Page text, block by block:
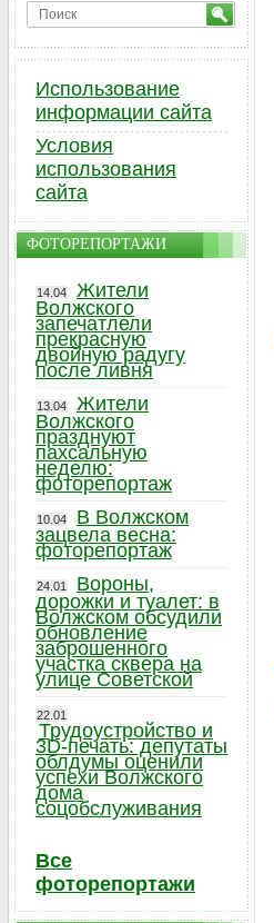
Использование
информации сайта
Условия
использования
сайта
ФОТОРЕПОРТАЖИ
14.04
Жители
Волжского
запечатлели
прекрасную
двойную радугу
после ливня
13.04
Жители
Волжского
празднуют
пахсальную
неделю:
фоторепортаж
10.04
В Волжском
зацвела весна:
фоторепортаж
24.01
Вороны,
дорожки и туалет: в
Волжском обсудили
обновление
заброшенного
участка сквера на
улице Советской
22.01
Трудоустройство и
3D-печать: депутаты
облдумы оценили
успехи Волжского
дома
соцобслуживания
Все
фоторепортажи